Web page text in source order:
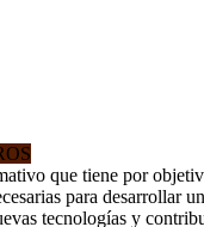
que tiene por
para desarrollar
tecnologías y